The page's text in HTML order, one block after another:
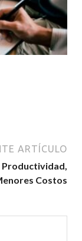
ARTÍCULO
Costos